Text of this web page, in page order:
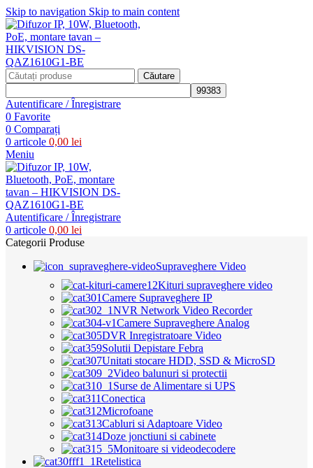
Skip to navigation Skip to main content
Căutare
Autentificare / Înregistrare
0 Favorite
0 Comparați
0 articole 0,00 lei
Meniu
Autentificare / Înregistrare
0 articole 0,00 lei
Categorii Produse
Supraveghere Video
Kituri supraveghere video
Camere Supraveghere IP
NVR Network Video Recorder
Camere Supraveghere Analog
DVR Inregistratoare Video
Solutii Depistare Febra
Unitati stocare HDD, SSD & MicroSD
Video balunuri si protectii
Surse de Alimentare si UPS
Conectica
Microfoane
Cabluri si Adaptoare Video
Doze jonctiuni si cabinete
Monitoare si videodecodere
Retelistica